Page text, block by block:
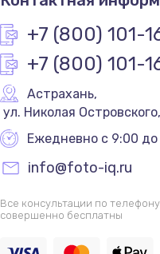
+7 (800) 101-
+7 (800) 101-
Астрахань,
ул. Николая
Ежедневно с 9:00 до
info@foto-iq.ru
Все консультации по
совершенно бесплатны